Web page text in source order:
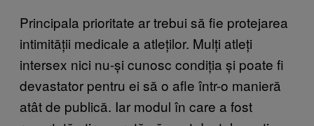
Principala prioritate ar trebui să fie protejarea
intimității medicale a atleților. Mulți atleți
intersex nici nu-și cunosc condiția și poate fi
devastator pentru ei să o afle într-o manieră
atât de publică. Iar modul în care a fost